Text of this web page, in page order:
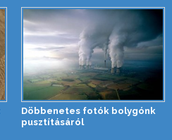
Döbbenetes fotók bolygónk
pusztításáról